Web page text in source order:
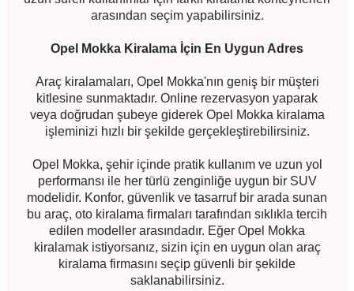
arasından seçim yapabilirsiniz.
Opel Mokka Kiralama İçin En Uygun Adres
Araç kiralamaları, Opel Mokka'nın geniş bir müşteri
kitlesine sunmaktadır. Online rezervasyon yaparak
veya doğrudan şubeye giderek Opel Mokka kiralama
işleminizi hızlı bir şekilde gerçekleştirebilirsiniz.
Opel Mokka, şehir içinde pratik kullanım ve uzun yol
performansı ile her türlü zenginliğe uygun bir SUV
modelidir. Konfor, güvenlik ve tasarruf bir arada sunan
bu araç, oto kiralama firmaları tarafından sıklıkla tercih
edilen modeller arasındadır. Eğer Opel Mokka
kiralamak istiyorsanız, sizin için en uygun olan araç
kiralama firmasını seçip güvenli bir şekilde
saklanabilirsiniz.